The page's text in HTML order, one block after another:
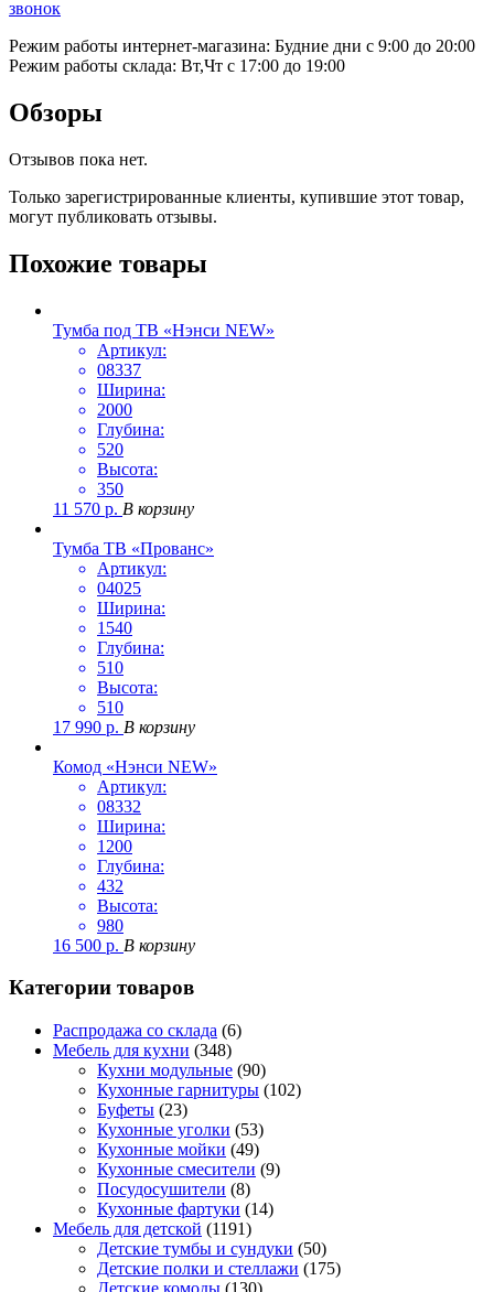
звонок
Режим работы интернет-магазина: Будние дни с 9:00 до 20:00
Режим работы склада: Вт,Чт с 17:00 до 19:00
Обзоры
Отзывов пока нет.
Только зарегистрированные клиенты, купившие этот товар,
могут публиковать отзывы.
Похожие товары
Тумба под ТВ «Нэнси NEW»
Артикул:
08337
Ширина:
2000
Глубина:
520
Высота:
350
11 570 р. В корзину
Тумба ТВ «Прованс»
Артикул:
04025
Ширина:
1540
Глубина:
510
Высота:
510
17 990 р. В корзину
Комод «Нэнси NEW»
Артикул:
08332
Ширина:
1200
Глубина:
432
Высота:
980
16 500 р. В корзину
Категории товаров
Распродажа со склада (6)
Мебель для кухни (348)
Кухни модульные (90)
Кухонные гарнитуры (102)
Буфеты (23)
Кухонные уголки (53)
Кухонные мойки (49)
Кухонные смесители (9)
Посудосушители (8)
Кухонные фартуки (14)
Мебель для детской (1191)
Детские тумбы и сундуки (50)
Детские полки и стеллажи (175)